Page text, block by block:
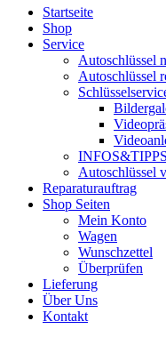
Startseite
Shop
Service
Autoschlüssel
Autoschlüssel
INFOS&TIPPS
Autoschlüssel
Reparaturauftrag
Shop Seiten
Mein Konto
Wagen
Wunschzettel
Überprüfen
Lieferung
Über Uns
Kontakt